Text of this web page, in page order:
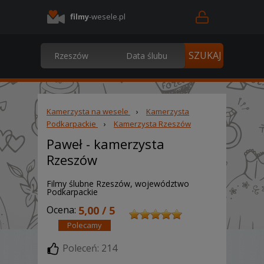
filmy-wesele.pl
Kamerzysta na wesele ›
Kamerzysta
Podkarpackie
› Kamerzysta Rzeszów
Paweł - kamerzysta
Rzeszów
Filmy ślubne Rzeszów, województwo
Podkarpackie
Ocena: 5,00 / 5
Polecamy
Poleceń: 214